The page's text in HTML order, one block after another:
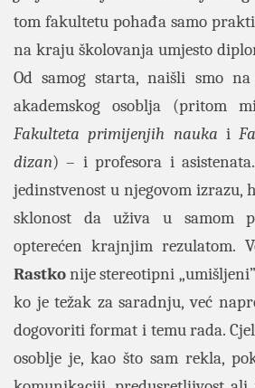
tom fakultetu pohađa samo
na kraju školovanja umjesto
Od samog starta, naišli smo
akademskog osoblja (pritom
Fakulteta primijenjih nauka i
dizan) – i profesora i
jedinstvenost u njegovom
sklonost da uživa u samom
opterećen krajnjim rezulatom.
Rastkonije stereotipni
ko je težak za saradnju, već
dogovoriti format i temu rada.
osoblje je, kao što sam rekla,